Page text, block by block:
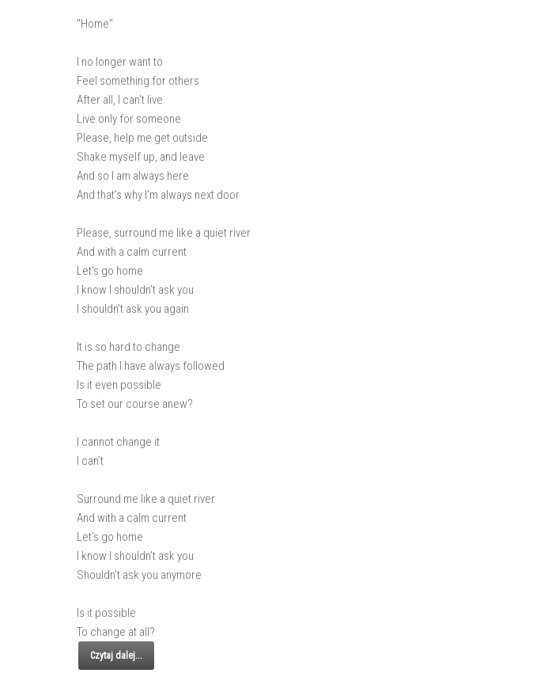
"Home"
I no longer want to
Feel something for others
After all, I can’t live
Live only for someone
Please, help me get outside
Shake myself up, and leave
And so I am always here
And that’s why I’m always next door
Please, surround me like a quiet river
And with a calm current
Let’s go home
I know I shouldn’t ask you
I shouldn’t ask you again
It is so hard to change
The path I have always followed
Is it even possible
To set our course anew?
I cannot change it
I can’t
Surround me like a quiet river
And with a calm current
Let’s go home
I know I shouldn’t ask you
Shouldn’t ask you anymore
Is it possible
To change at all?
Czytaj dalej...